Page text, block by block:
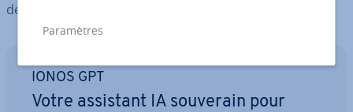
de fichier.
IONOS GPT
Votre assistant IA souverain pour
Paramètres